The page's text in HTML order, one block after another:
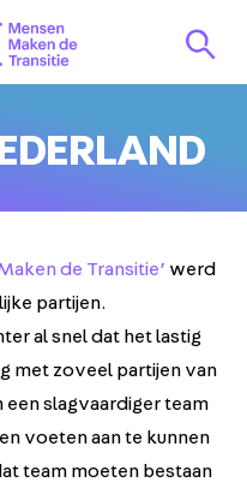
de Transitie’ werd
partijen.
al snel dat het lastig
met zoveel partijen van
een slagvaardiger team
voeten aan te kunnen
team moeten bestaan